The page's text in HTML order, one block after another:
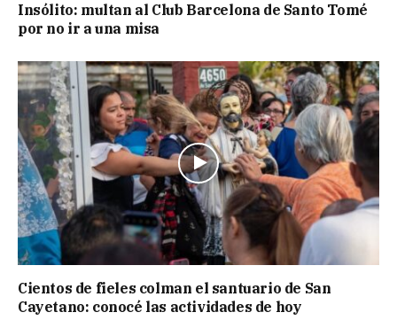
Insólito: multan al Club Barcelona de Santo Tomé
por no ir a una misa
Cientos de fieles colman el santuario de San
Cayetano: conocé las actividades de hoy